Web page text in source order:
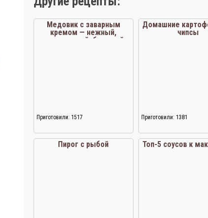
Медовик с заварным
кремом — нежный,
пропитанный, большой
Приготовили: 1517
Домашние
чипсы
Приготовили: 1381
Пирог с рыбой Топ-5 соусов к